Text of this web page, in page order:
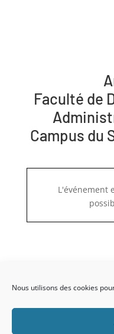
Nous utilisons des cookies
Faculté de
Campus du
L'événement